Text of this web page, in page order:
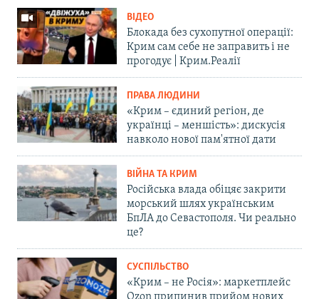
ВІДЕО
Блокада без сухопутної операції:
Крим сам себе не заправить і не
прогодує | Крим.Реалії
ПРАВА ЛЮДИНИ
«Крим – єдиний регіон, де
українці – меншість»: дискусія
навколо нової пам'ятної дати
ВІЙНА ТА КРИМ
Російська влада обіцяє закрити
морський шлях українським
БпЛА до Севастополя. Чи реально
це?
СУСПІЛЬСТВО
«Крим – не Росія»: маркетплейс